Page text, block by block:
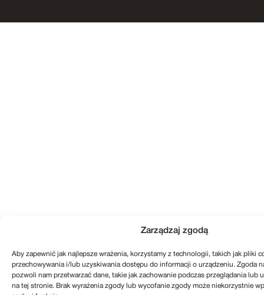
Zarządzaj zgodą
Aby zapewnić jak najlepsze wrażenia, korzystamy z technologii, takich jak pliki
przechowywania i/lub uzyskiwania dostępu do informacji o urządzeniu. Zgoda
pozwoli nam przetwarzać dane, takie jak zachowanie podczas przeglądania lub
na tej stronie. Brak wyrażenia zgody lub wycofanie zgody może niekorzystnie